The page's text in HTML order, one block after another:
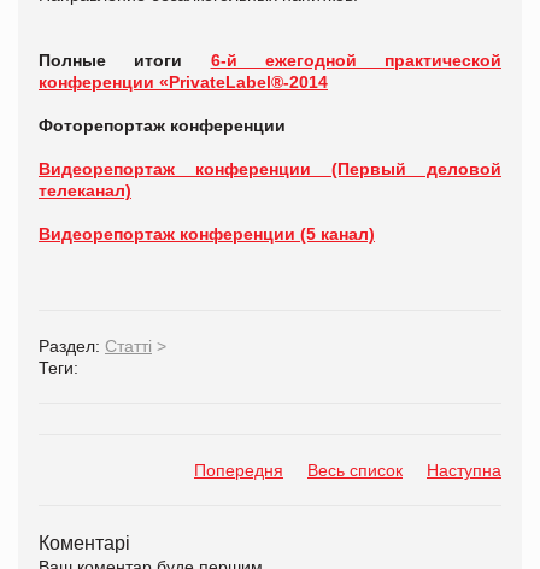
Полные итоги 6-й ежегодной практической
конференции «PrivateLabel®-2014
Фоторепортаж конференции
Видеорепортаж конференции (Первый деловой
телеканал)
Видеорепортаж конференции (5 канал)
Раздел: Статті >
Теги:
Попередня Весь список Наступна
Коментарі